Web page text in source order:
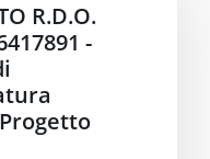
R.D.O.
-